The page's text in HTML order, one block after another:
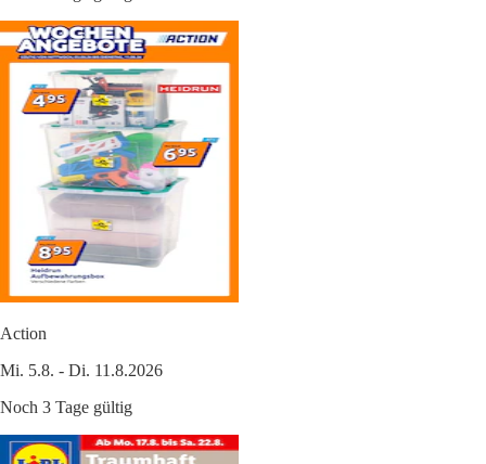
Action
Mi. 5.8. - Di. 11.8.2026
Noch 3 Tage gültig